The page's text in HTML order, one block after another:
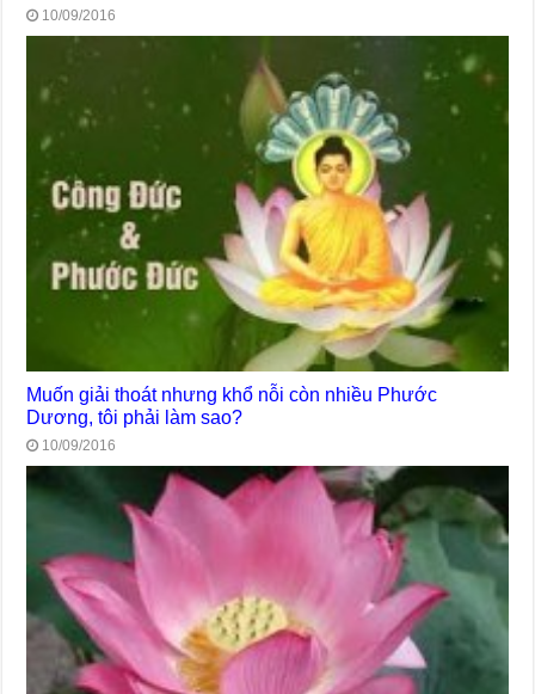
10/09/2016
Muốn giải thoát nhưng khổ nỗi còn nhiều Phước
Dương, tôi phải làm sao?
10/09/2016